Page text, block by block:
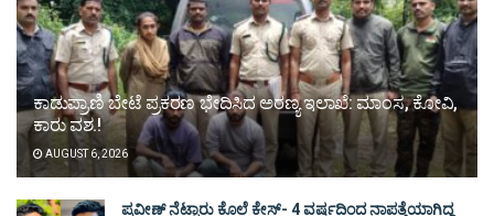
ಕಾಡುಪ್ರಾಣಿ ಬೇಟೆ ಪ್ರಕರಣ ಭೇದಿಸಿದ ಅರಣ್ಯ ಇಲಾಖೆ: ಮಾಂಸ, ಕೋವಿ,
ಕಾರು ವಶ.!
AUGUST 6, 2026
ಪ್ರವೀಣ್ ನೆಟ್ಟಾರು ಕೊಲೆ ಕೇಸ್‌- 4 ವರ್ಷದಿಂದ ನಾಪತ್ತೆಯಾಗಿದ್ದ